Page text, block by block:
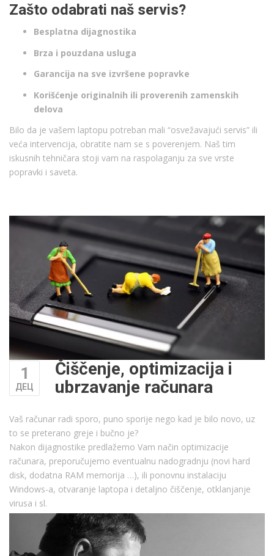
Zašto odabrati naš servis?
Besplatna dijagnostika
Brza i pouzdana usluga
Garancija na sve izvršene popravke
Korišćenje originalnih ili proverenih zamenskih
delova
Bilo da je vašem laptopu potreban mali “osvežavajući servis” ili
veća intervencija, obratite nam se s poverenjem. Naš tim
iskusnih tehničara stoji vam na raspolaganju za sve vrste
popravki i saveta.
1
ДЕЦ
Čiščenje, optimizacija i
ubrzavanje računara
Vaš računar radi sporo, puno sporije nego kad je bilo novo, uz
to se preterano greje i bučno je?
Nakon dijagnostike predlažemo Vam način optimizacije
računara, preporučujemo eventualnu nadogradnju (novi hard
disk, dodatna RAM memorija …), ili ponovnu instalaciju
Windows-a, otvaranje laptopa i detaljno čiščenje, otklanjanje
virusa i sl.